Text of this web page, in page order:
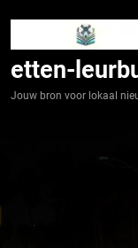
etten-
Jouw bron voor lokaal